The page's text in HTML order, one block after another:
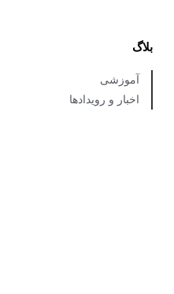
بلاگ
آموزشی
اخبار و رویدادها